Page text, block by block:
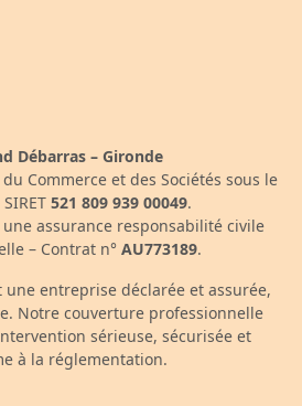
Débarras – Gironde
Commerce et des Sociétés sous le
521 809 939 00049.
assurance responsabilité civile
– Contrat n° AU773189.
une entreprise déclarée et assurée,
Notre couverture professionnelle
sérieuse, sécurisée et
à la réglementation.